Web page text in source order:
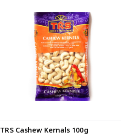
TRS Cashew Kernals 100g